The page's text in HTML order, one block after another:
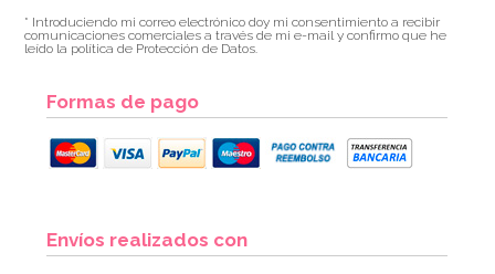
* Introduciendo mi correo electrónico doy mi consentimiento a recibir
comunicaciones comerciales a través de mi e-mail y confirmo que he
leído la política de Protección de Datos.
Formas de pago
Envíos realizados con